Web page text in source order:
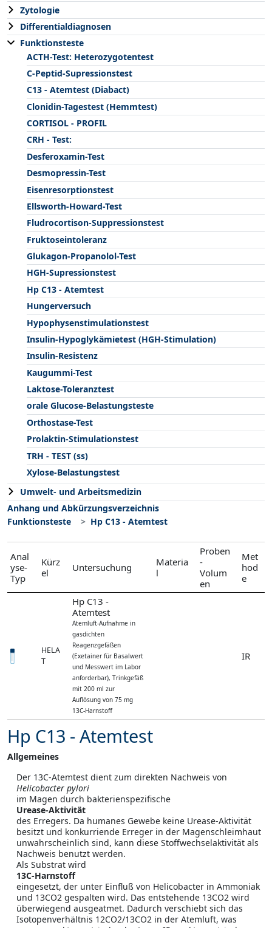
Zytologie
Differentialdiagnosen
Funktionsteste
ACTH-Test: Heterozygotentest
C-Peptid-Supressionstest
C13 - Atemtest (Diabact)
Clonidin-Tagestest (Hemmtest)
CORTISOL - PROFIL
CRH - Test:
Desferoxamin-Test
Desmopressin-Test
Eisenresorptionstest
Ellsworth-Howard-Test
Fludrocortison-Suppressionstest
Fruktoseintoleranz
Glukagon-Propanolol-Test
HGH-Supressionstest
Hp C13 - Atemtest
Hungerversuch
Hypophysenstimulationstest
Insulin-Hypoglykämietest (HGH-Stimulation)
Insulin-Resistenz
Kaugummi-Test
Laktose-Toleranztest
orale Glucose-Belastungsteste
Orthostase-Test
Prolaktin-Stimulationstest
TRH - TEST (ss)
Xylose-Belastungstest
Umwelt- und Arbeitsmedizin
Anhang und Abkürzungsverzeichnis
Funktionsteste
Hp C13 - Atemtest
Anal
yse-
Typ
Kürz
el
Untersuchung
Materia
l
Proben
-
Volum
en
Met
hod
e
HELA
T
Hp C13 -
Atemtest
Atemluft-Aufnahme in
gasdichten
Reagenzgefäßen
(Exetainer für Basalwert
und Messwert im Labor
anforderbar), Trinkgefäß
mit 200 ml zur
Auflösung von 75 mg
13C-Harnstoff
IR
Hp C13 - Atemtest
Allgemeines
Der 13C-Atemtest dient zum direkten Nachweis von
Helicobacter pylori
im Magen durch bakterienspezifische
Urease-Aktivität
des Erregers. Da humanes Gewebe keine Urease-Aktivität
besitzt und konkurriende Erreger in der Magenschleimhaut
unwahrscheinlich sind, kann diese Stoffwechselaktivität als
Nachweis benutzt werden.
Als Substrat wird
13C-Harnstoff
eingesetzt, der unter Einfluß von Helicobacter in Ammoniak
und 13CO2 gespalten wird. Das entstehende 13CO2 wird
überwiegend ausgeatmet. Dadurch verschiebt sich das
Isotopenverhältnis 12CO2/13CO2 in der Atemluft, was